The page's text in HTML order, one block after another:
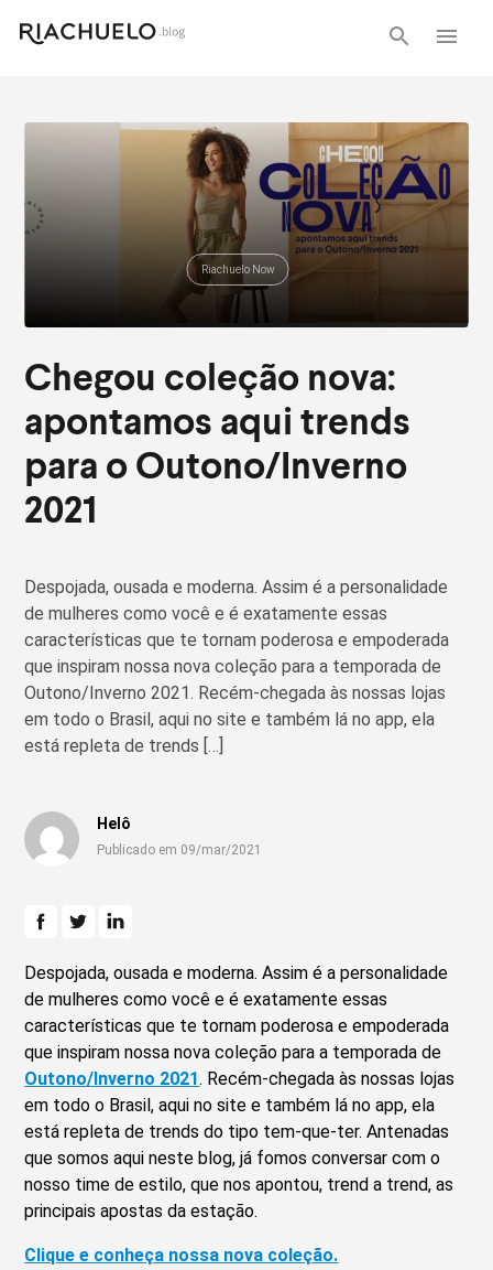
Riachuelo Now
Chegou coleção nova:
apontamos aqui trends
para o Outono/Inverno
2021
Despojada, ousada e moderna. Assim é a personalidade
de mulheres como você e é exatamente essas
características que te tornam poderosa e empoderada
que inspiram nossa nova coleção para a temporada de
Outono/Inverno 2021. Recém-chegada às nossas lojas
em todo o Brasil, aqui no site e também lá no app, ela
está repleta de trends […]
Helô
Publicado em 09/mar/2021
Despojada, ousada e moderna. Assim é a personalidade
de mulheres como você e é exatamente essas
características que te tornam poderosa e empoderada
que inspiram nossa nova coleção para a temporada de
Outono/Inverno 2021. Recém-chegada às nossas lojas
em todo o Brasil, aqui no site e também lá no app, ela
está repleta de trends do tipo tem-que-ter. Antenadas
que somos aqui neste blog, já fomos conversar com o
nosso time de estilo, que nos apontou, trend a trend, as
principais apostas da estação.
Clique e conheça nossa nova coleção.